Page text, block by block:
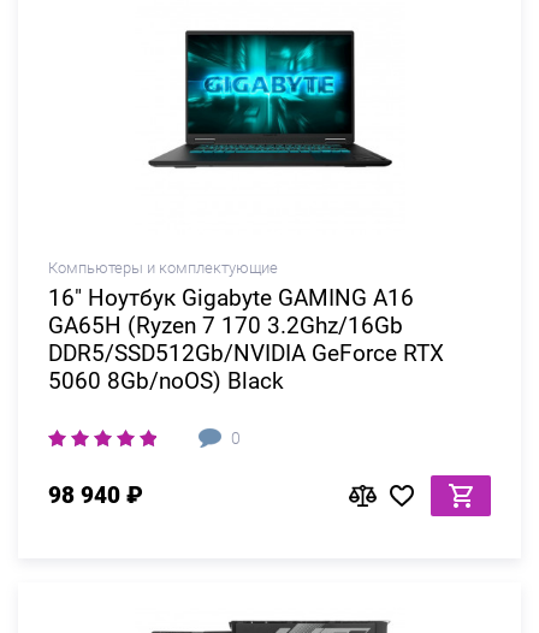
Компьютеры и комплектующие
16" Ноутбук Gigabyte GAMING A16
GA65H (Ryzen 7 170 3.2Ghz/16Gb
DDR5/SSD512Gb/NVIDIA GeForce RTX
5060 8Gb/noOS) Black
0
98 940 ₽